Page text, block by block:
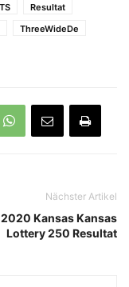
Resultat
ThreeWideDe
Nächster Artikel
2020 Kansas Kansas
Lottery 250 Resultat